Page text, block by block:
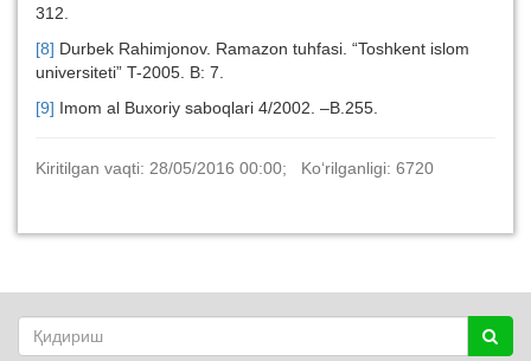
312.
[8] Durbek Rahimjonov. Ramazon tuhfasi. “Toshkent islom
universiteti” T-2005. B: 7.
[9] Imom al Buxoriy saboqlari 4/2002. –B.255.
Kiritilgan vaqti: 28/05/2016 00:00; Ko‘rilganligi: 6720